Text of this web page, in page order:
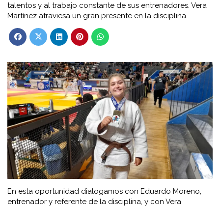
talentos y al trabajo constante de sus entrenadores. Vera
Martínez atraviesa un gran presente en la disciplina.
En esta oportunidad dialogamos con Eduardo Moreno,
entrenador y referente de la disciplina, y con Vera